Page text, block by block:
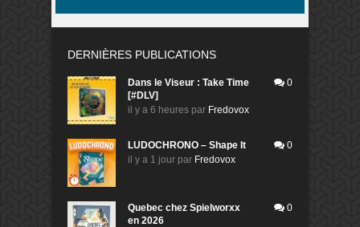
DERNIÈRES PUBLICATIONS
Dans le Viseur : Take Time
[#DLV]
il y a 6 heures par Fredovox
0
LUDOCHRONO – Shape It
il y a 1 jour par Fredovox
0
Quebec chez Spielworxx
en 2026
0